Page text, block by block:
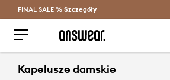
Oszczędzaj z Answear Club >
FINAL SALE % Szczegóły
Kapelusze damskie